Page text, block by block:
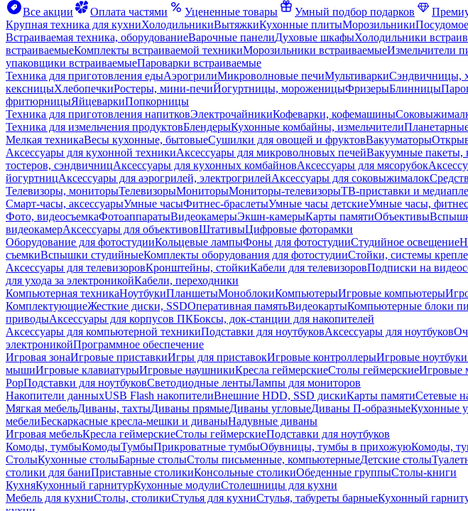
Все акции
Оплата частями Уцененные товары Умный подбор подарков
Крупная техника для кухниХолодильникиВытяжкиКухонные плитыМорозильники
Встраиваемая техника, оборудованиеВарочные панелиДуховые шкафыХолодильники
встраиваемыеКомплекты встраиваемой техникиМорозильники встраиваемыеИзмельчители
упаковщики встраиваемыеПароварки встраиваемые
Техника для приготовления едыАэрогрилиМикроволновые печиМультиваркиСэндвичницы,
кексницыХлебопечкиРостеры, мини-печиЙогуртницы, мороженицыФризерыБлинницы
фритюрницыЯйцеваркиПопкорницы
Техника для приготовления напитковЭлектрочайникиКофеварки, кофемашины
Техника для измельчения продуктовБлендерыКухонные комбайны, измельчители
Мелкая техникаВесы кухонные, бытовыеСушилки для овощей и фруктовВакууматоры
Аксессуары для кухонной техникиАксессуары для микроволновых печейВакуумные пакеты,
тостеров, сэндвичницАксессуары для кухонных комбайновАксессуары для мясорубок
йогуртницАксессуары для аэрогрилей, электрогрилейАксессуары для соковыжималок
Телевизоры, мониторыТелевизорыМониторыМониторы-телевизорыТВ-приставки и
Смарт-часы, аксессуарыУмные часыФитнес-браслетыУмные часы детскиеУмные часы,
Фото, видеосъемкаФотоаппаратыВидеокамерыЭкшн-камерыКарты памятиОбъективы
видеокамерАксессуары для объективовШтативыЦифровые фоторамки
Оборудование для фотостудииКольцевые лампыФоны для фотостудииСтудийное освещение
съемкиВспышки студийныеКомплекты оборудования для фотостудииСтойки, системы
Аксессуары для телевизоровКронштейны, стойкиКабели для телевизоровПодписки на
для ухода за электроникойКабели, переходники
Компьютерная техникаНоутбукиПланшетыМоноблокиКомпьютерыИгровые компьютеры
КомплектующиеЖесткие диски, SSDОперативная памятьВидеокартыКомпьютерные блоки
приводыАксессуары для корпусов ПКБоксы, док-станции для накопителей
Аксессуары для компьютерной техникиПодставки для ноутбуковАксессуары для ноутбуков
электроникойПрограммное обеспечение
Игровая зонаИгровые приставкиИгры для приставокИгровые контроллерыИгровые ноутбуки
мышиИгровые клавиатурыИгровые наушникиКресла геймерскиеСтолы геймерскиеИгровые
PopПодставки для ноутбуковСветодиодные лентыЛампы для мониторов
Накопители данныхUSB Flash накопителиВнешние HDD, SSD дискиКарты памятиСетевые
Мягкая мебельДиваны, тахтыДиваны прямыеДиваны угловыеДиваны П-образныеКухонные
мебелиБескаркасные кресла-мешки и диваныНадувные диваны
Игровая мебельКресла геймерскиеСтолы геймерскиеПодставки для ноутбуков
Комоды, тумбыКомодыТумбыПрикроватные тумбыОбувницы, тумбы в прихожуюКомоды,
СтолыКухонные столыБарные столыСтолы письменные, компьютерныеДетские столы
столики для баниПриставные столикиКонсольные столикиОбеденные группыСтолы-книги
КухняКухонный гарнитурКухонные модулиСтолешницы для кухни
Мебель для кухниСтолы, столикиСтулья для кухниСтулья, табуреты барныеКухонный